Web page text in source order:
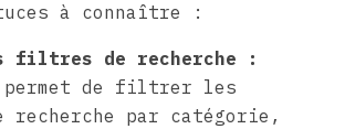
à connaître :
filtres de recherche :
permet de filtrer les
recherche par catégorie,